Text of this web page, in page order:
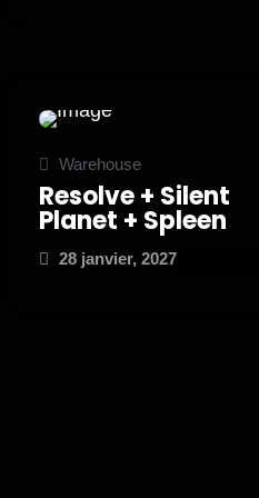
Warehouse
Resolve + Silent
Planet + Spleen
28 janvier, 2027